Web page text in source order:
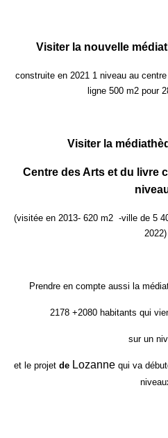
Visiter la nouvelle
construite en 2021 1 niveau au
ligne 500 m2 pour
Visiter la
Centre des Arts et du livre
(visitée en 2013- 620 m2 -ville de 5
2022)
Prendre en compte aussi la
2178 +2080 habitants qui
sur un
et le projet de Lozanne qui va